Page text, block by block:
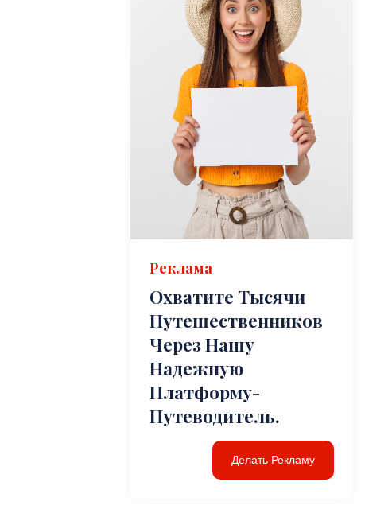
Реклама
Охватите Тысячи
Путешественников
Через Нашу
Надежную
Платформу-
Путеводитель.
Делать Рекламу